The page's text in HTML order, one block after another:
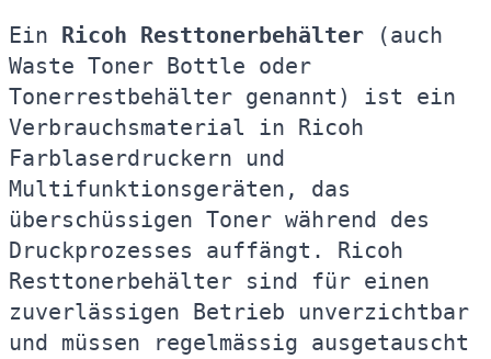
Ein Ricoh Resttonerbehälter (auch
Waste Toner Bottle oder
Tonerrestbehälter genannt) ist ein
Verbrauchsmaterial in Ricoh
Farblaserdruckern und
Multifunktionsgeräten, das
überschüssigen Toner während des
Druckprozesses auffängt. Ricoh
Resttonerbehälter sind für einen
zuverlässigen Betrieb unverzichtbar
und müssen regelmässig ausgetauscht